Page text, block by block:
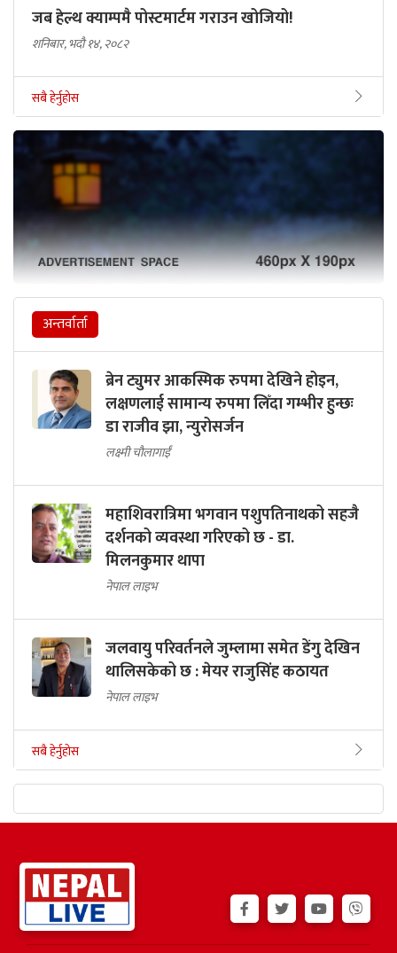
जब हेल्थ क्याम्पमै पोस्टमार्टम गराउन खोजियो!
शनिबार, भदौ १४, २०८२
सबै हेर्नुहोस
अन्तर्वार्ता
ब्रेन ट्युमर आकस्मिक रुपमा देखिने होइन,
लक्षणलाई सामान्य रुपमा लिँदा गम्भीर हुन्छः
डा राजीव झा, न्युरोसर्जन
लक्ष्मी चौलागाईं
महाशिवरात्रिमा भगवान पशुपतिनाथको सहजै
दर्शनको व्यवस्था गरिएको छ - डा.
मिलनकुमार थापा
नेपाल लाइभ
जलवायु परिवर्तनले जुम्लामा समेत डेंगु देखिन
थालिसकेको छ : मेयर राजुसिंह कठायत
नेपाल लाइभ
सबै हेर्नुहोस